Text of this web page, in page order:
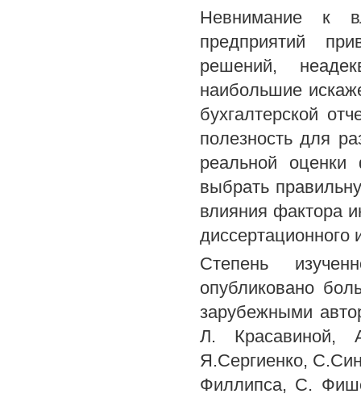
Невнимание к
предприятий
решений,
наибольшие
бухгалтерской
полезность для
реальной оценки
выбрать
влияния фактора
диссертационного
Степень
опубликовано
зарубежными
Л. Красавиной,
Я.Сергиенко,
Филлипса, С.